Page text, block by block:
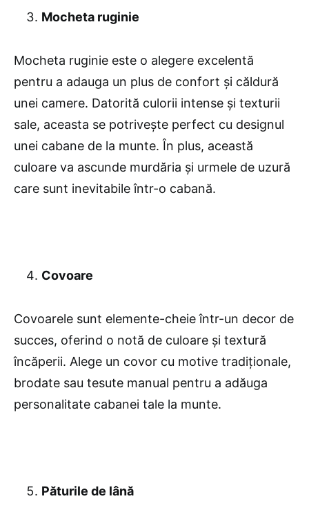
Mocheta ruginie
Mocheta ruginie este o alegere excelentă
pentru a adauga un plus de confort și căldură
unei camere. Datorită culorii intense și texturii
sale, aceasta se potrivește perfect cu designul
unei cabane de la munte. În plus, această
culoare va ascunde murdăria și urmele de uzură
care sunt inevitabile într-o cabană.
Covoare
Covoarele sunt elemente-cheie într-un decor de
succes, oferind o notă de culoare și textură
încăperii. Alege un covor cu motive tradiționale,
brodate sau tesute manual pentru a adăuga
personalitate cabanei tale la munte.
Păturile de lână